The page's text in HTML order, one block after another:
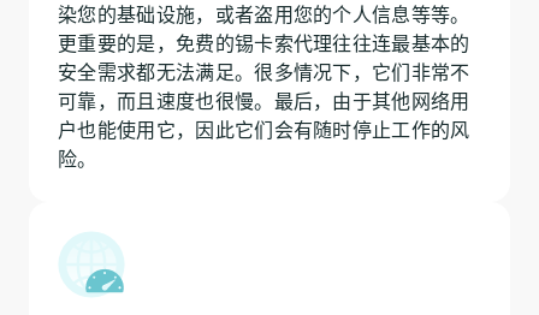
染您的基础设施，或者盗用您的个人信息等等。
更重要的是，免费的锡卡索代理往往连最基本的
安全需求都无法满足。很多情况下，它们非常不
可靠，而且速度也很慢。最后，由于其他网络用
户也能使用它，因此它们会有随时停止工作的风
险。